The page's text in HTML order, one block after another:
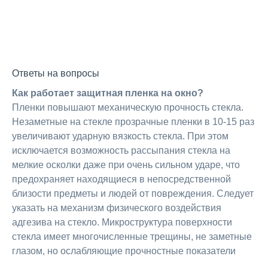
Ответы на вопросы
Как работает защитная пленка на окно?
Пленки повышают механическую прочность стекла.
Незаметные на стекле прозрачные пленки в 10-15 раз
увеличивают ударную вязкость стекла. При этом
исключается возможность рассыпания стекла на
мелкие осколки даже при очень сильном ударе, что
предохраняет находящиеся в непосредственной
близости предметы и людей от повреждения. Следует
указать на механизм физического воздействия
адгезива на стекло. Микроструктура поверхности
стекла имеет многочисленные трещины, не заметные
глазом, но ослабляющие прочностные показатели